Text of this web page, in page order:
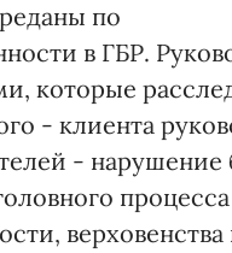
по
в ГБР.
которые
- клиента
- нарушение
верховенства